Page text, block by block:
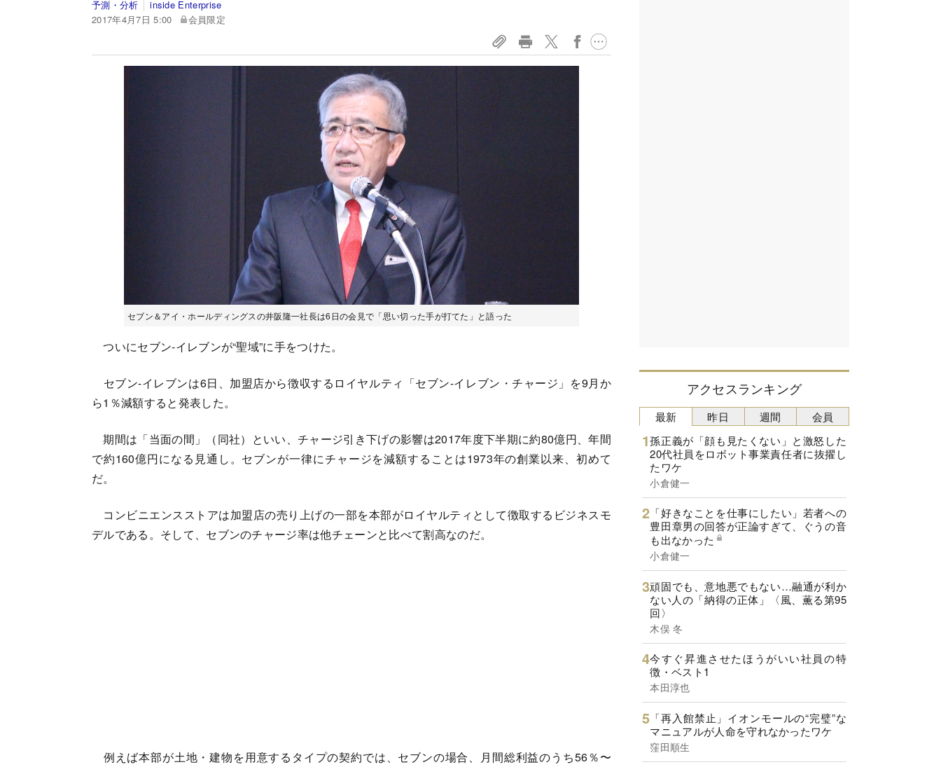
予測・分析
inside Enterprise
2017年4月7日 5:00
会員限定
セブン＆アイ・ホールディングスの井阪隆一社長は6日の会見で「思い切った手が打てた」と語った
ついにセブン-イレブンが“聖域”に手をつけた。
セブン-イレブンは6日、加盟店から徴収するロイヤルティ「セブン-イレブン・チャージ」を9月か
ら1％減額すると発表した。
期間は「当面の間」（同社）といい、チャージ引き下げの影響は2017年度下半期に約80億円、年間
で約160億円になる見通し。セブンが一律にチャージを減額することは1973年の創業以来、初めて
だ。
コンビニエンスストアは加盟店の売り上げの一部を本部がロイヤルティとして徴取するビジネスモ
デルである。そして、セブンのチャージ率は他チェーンと比べて割高なのだ。
例えば本部が土地・建物を用意するタイプの契約では、セブンの場合、月間総利益のうち56％〜
アクセスランキング
最新
孫正義が「顔も見たくない」と激怒した
20代社員をロボット事業責任者に抜擢し
たワケ
小倉健一
「好きなことを仕事にしたい」若者への
豊田章男の回答が正論すぎて、ぐうの音
も出なかった
小倉健一
頑固でも、意地悪でもない…融通が利か
ない人の「納得の正体」〈風、薫る第95
回〉
木俣 冬
今すぐ昇進させたほうがいい社員の特
徴・ベスト1
本田淳也
「再入館禁止」イオンモールの“完璧”な
マニュアルが人命を守れなかったワケ
窪田順生
昨日 週間 会員